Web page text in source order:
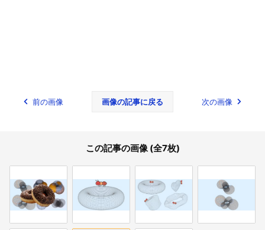
前の画像 画像の記事に戻る 次の画像
この記事の画像 (全7枚)